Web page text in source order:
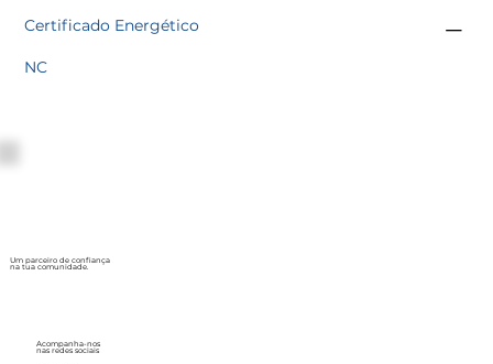
Certificado Energético
NC
Um parceiro de confiança
na tua comunidade.
Acompanha-nos
nas redes sociais